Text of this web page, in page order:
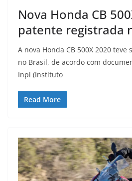
Nova Honda CB
patente registrada
A nova Honda CB 500X 2020
no Brasil, de acordo com
Inpi (Instituto
Read More